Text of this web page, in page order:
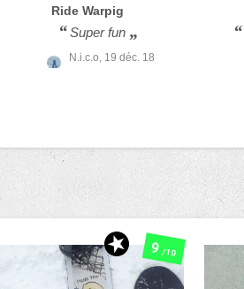
Ride Warpig
Super fun
N.i.c.o, 19 déc. 18
9/10